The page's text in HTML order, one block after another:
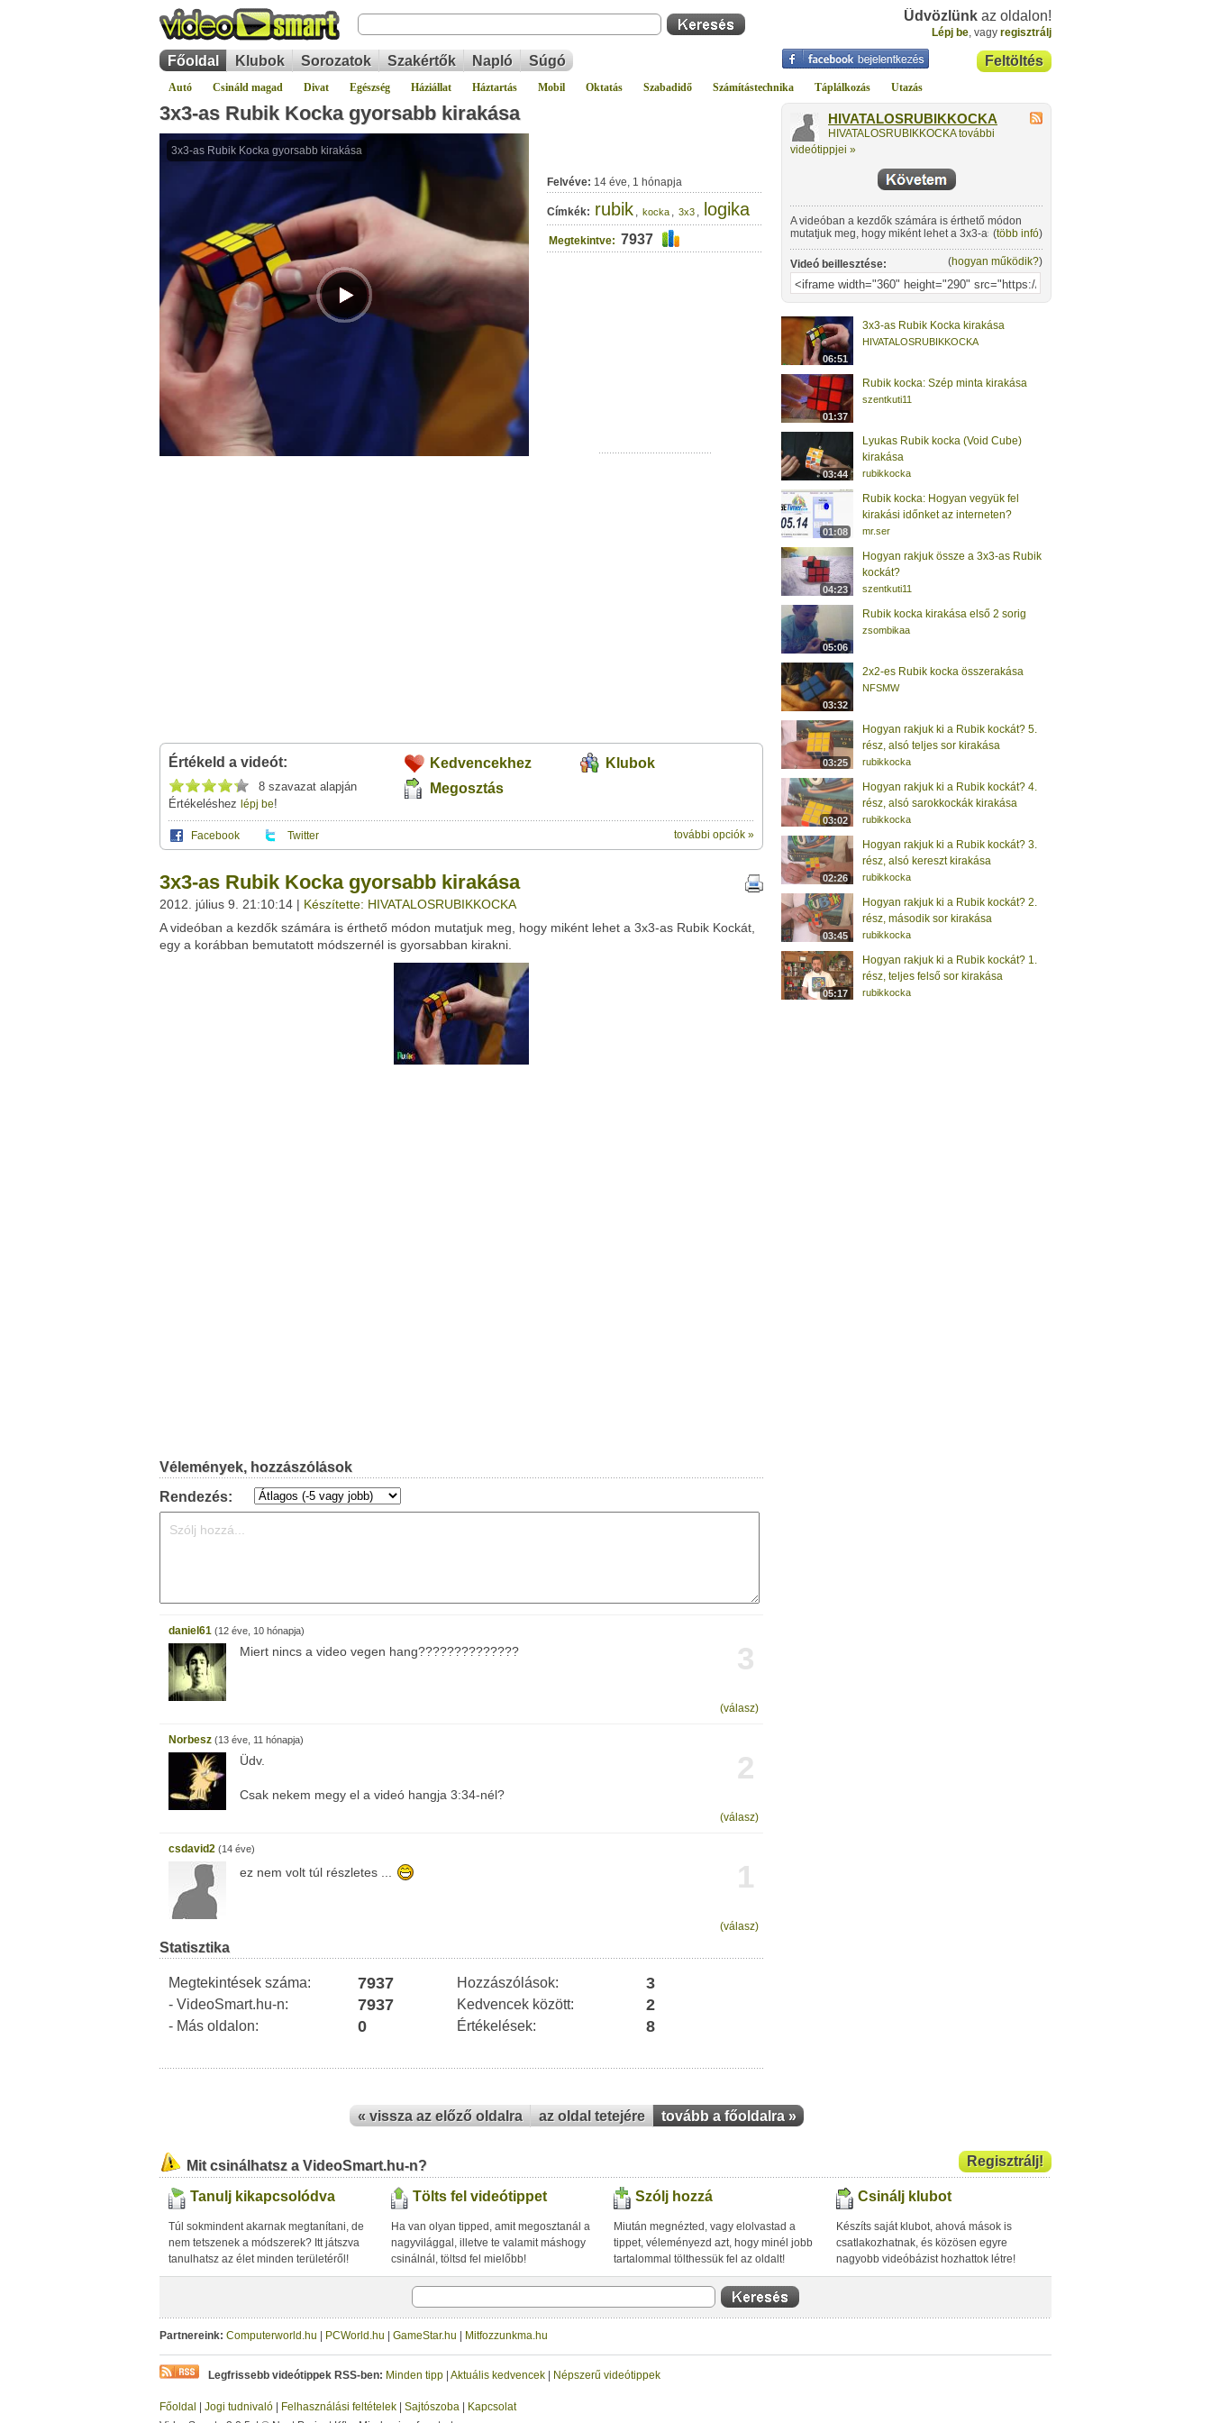
Üdvözlünk az oldalon!
Lépj be, vagy regisztrálj
Feltöltés
Főoldal Klubok Sorozatok Szakértők Napló Súgó
Autó Csináld magad Divat Egészség Háziállat Háztartás Mobil Oktatás Szabadidő Számítástechnika Táplálkozás Utazás
3x3-as Rubik Kocka gyorsabb kirakása
Felvéve: 14 éve, 1 hónapja
Címkék: rubik , kocka , 3x3 , logika
Megtekintve: 7937
Értékeld a videót:
8 szavazat alapján
Értékeléshez lépj be!
Kedvencekhez
Klubok
Megosztás
Facebook Twitter további opciók »
leveleződet,vagy ezt a felületet:
Neved:
E-mail címed:
Üzenet (opcionális):
Google
Ez a videó nem még nem tartozik egy klubhoz sem.
Ha van egy kis időd, nézz szét meglévő klubjaink között!
3x3-as Rubik Kocka gyorsabb kirakása
2012. július 9. 21:10:14 | Készítette: HIVATALOSRUBIKKOCKA
A videóban a kezdők számára is érthető módon mutatjuk meg, hogy miként lehet a 3x3-as Rubik Kockát,
egy a korábban bemutatott módszernél is gyorsabban kirakni.
Vélemények, hozzászólások
Rendezés:
daniel61 (12 éve, 10 hónapja)
3
Miert nincs a video vegen hang??????????????
(válasz)
Norbesz (13 éve, 11 hónapja)
2
Üdv.
Csak nekem megy el a videó hangja 3:34-nél?
(válasz)
csdavid2 (14 éve)
1
ez nem volt túl részletes ...
(válasz)
Statisztika
Megtekintések száma: 7937 Hozzászólások: 3
- VideoSmart.hu-n: 7937 Kedvencek között: 2
- Más oldalon: 0 Értékelések: 8
HIVATALOSRUBIKKOCKA
HIVATALOSRUBIKKOCKA további
videótippjei »
A videóban a kezdők számára is érthető módon
mutatjuk meg, hogy miként lehet a 3x3-as Rubik
Kockát, egy a korábban bemutatott módszernél is
gyorsabban kirakni.
(több infó)
Videó beillesztése: (hogyan működik?)
06:51
3x3-as Rubik Kocka kirakása
HIVATALOSRUBIKKOCKA
01:37
Rubik kocka: Szép minta kirakása
szentkuti11
03:44
Lyukas Rubik kocka (Void Cube)
kirakása
rubikkocka
01:08
Rubik kocka: Hogyan vegyük fel
kirakási időnket az interneten?
mr.ser
04:23
Hogyan rakjuk össze a 3x3-as Rubik
kockát?
szentkuti11
05:06
Rubik kocka kirakása első 2 sorig
zsombikaa
03:32
2x2-es Rubik kocka összerakása
NFSMW
03:25
Hogyan rakjuk ki a Rubik kockát? 5.
rész, alsó teljes sor kirakása
rubikkocka
03:02
Hogyan rakjuk ki a Rubik kockát? 4.
rész, alsó sarokkockák kirakása
rubikkocka
02:26
Hogyan rakjuk ki a Rubik kockát? 3.
rész, alsó kereszt kirakása
rubikkocka
03:45
Hogyan rakjuk ki a Rubik kockát? 2.
rész, második sor kirakása
rubikkocka
05:17
Hogyan rakjuk ki a Rubik kockát? 1.
rész, teljes felső sor kirakása
rubikkocka
« vissza az előző oldalra az oldal tetejére tovább a főoldalra »
Regisztrálj!
Mit csinálhatsz a VideoSmart.hu-n?
Tanulj kikapcsolódva
Túl sokmindent akarnak megtanítani, de
nem tetszenek a módszerek? Itt játszva
tanulhatsz az élet minden területéről!
Tölts fel videótippet
Ha van olyan tipped, amit megosztanál a
nagyvilággal, illetve te valamit máshogy
csinálnál, töltsd fel mielőbb!
Szólj hozzá
Miután megnézted, vagy elolvastad a
tippet, véleményezd azt, hogy minél jobb
tartalommal tölthessük fel az oldalt!
Csinálj klubot
Készíts saját klubot, ahová mások is
csatlakozhatnak, és közösen egyre
nagyobb videóbázist hozhattok létre!
Partnereink: Computerworld.hu PCWorld.hu GameStar.hu Mitfozzunkma.hu
Legfrissebb videótippek RSS-ben: Minden tipp Aktuális kedvencek Népszerű videótippek
Főoldal Jogi tudnivaló Felhasználási feltételek Sajtószoba
Kapcsolat